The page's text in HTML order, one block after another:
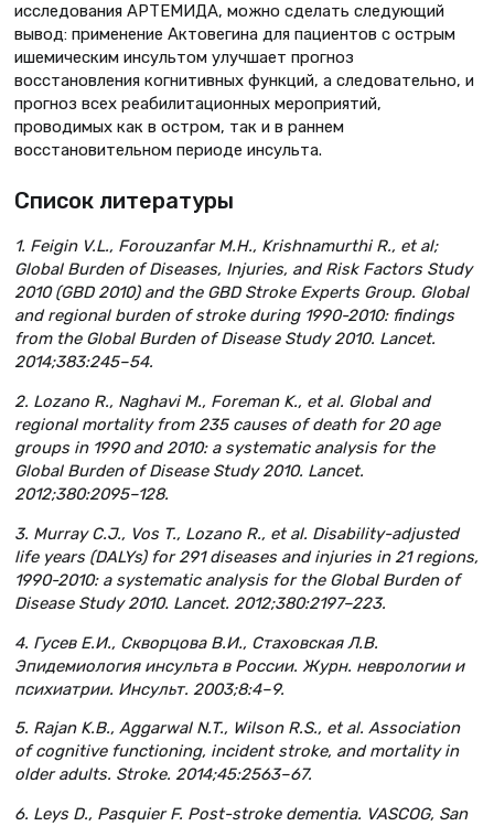
исследования АРТЕМИДА, можно сделать следующий
вывод: применение Актовегина для пациентов с острым
ишемическим инсультом улучшает прогноз
восстановления когнитивных функций, а следовательно, и
прогноз всех реабилитационных мероприятий,
проводимых как в остром, так и в раннем
восстановительном периоде инсульта.
Список литературы
1. Feigin V.L., Forouzanfar M.H., Krishnamurthi R., et al;
Global Burden of Diseases, Injuries, and Risk Factors Study
2010 (GBD 2010) and the GBD Stroke Experts Group. Global
and regional burden of stroke during 1990-2010: findings
from the Global Burden of Disease Study 2010. Lancet.
2014;383:245–54.
2. Lozano R., Naghavi M., Foreman K., et al. Global and
regional mortality from 235 causes of death for 20 age
groups in 1990 and 2010: a systematic analysis for the
Global Burden of Disease Study 2010. Lancet.
2012;380:2095–128.
3. Murray C.J., Vos T., Lozano R., et al. Disability-adjusted
life years (DALYs) for 291 diseases and injuries in 21 regions,
1990-2010: a systematic analysis for the Global Burden of
Disease Study 2010. Lancet. 2012;380:2197–223.
4. Гусев Е.И., Скворцова В.И., Стаховская Л.В.
Эпидемиология инсульта в России. Журн. неврологии и
психиатрии. Инсульт. 2003;8:4–9.
5. Rajan K.B., Aggarwal N.T., Wilson R.S., et al. Association
of cognitive functioning, incident stroke, and mortality in
older adults. Stroke. 2014;45:2563–67.
6. Leys D., Pasquier F. Post-stroke dementia. VASCOG, San